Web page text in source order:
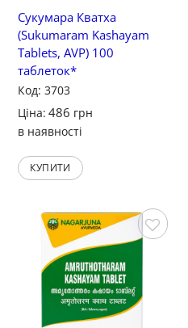
Сукумара Кватха
(Sukumaram Kashayam
Tablets, AVP) 100
таблеток*
Код: 3703
Ціна: 486 грн
в наявності
КУПИТИ